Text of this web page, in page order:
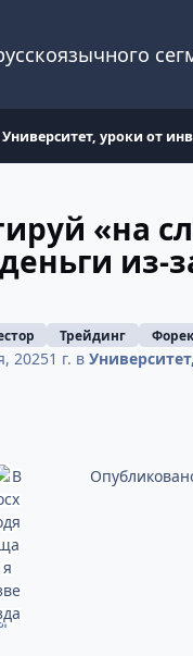
Университет, уроки от
«на
из-
Трейдинг
20251 г. в